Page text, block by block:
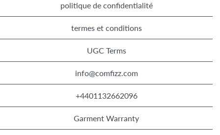
politique de confidentialité
termes et conditions
UGC Terms
info@comfizz.com
+4401132662096
Garment Warranty